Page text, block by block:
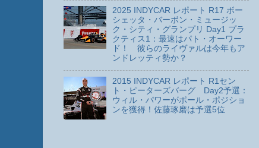
2025 INDYCAR レポート R17 ボー
シェッタ・バーボン・ミュージッ
ク・シティ・グランプリ Day1 プラ
クティス1：最速はパト・オーワー
ド！ 彼らのライヴァルは今年もア
ンドレッティ勢か？
2015 INDYCAR レポート R1セン
ト・ピーターズバーグ Day2予選：
ウィル・パワーがポール・ポジショ
ンを獲得！佐藤琢磨は予選5位